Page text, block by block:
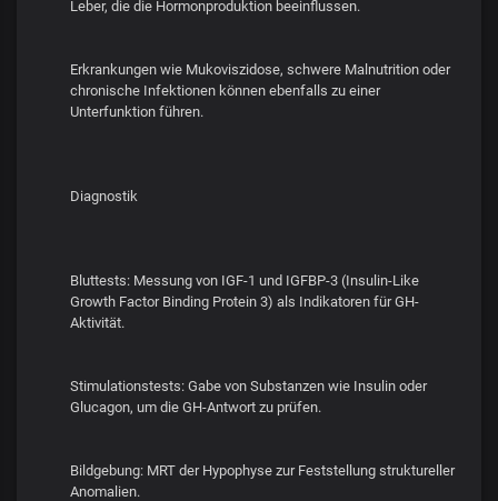
Leber, die die Hormonproduktion beeinflussen.
Erkrankungen wie Mukoviszidose, schwere Malnutrition oder
chronische Infektionen können ebenfalls zu einer
Unterfunktion führen.
Diagnostik
Bluttests: Messung von IGF-1 und IGFBP-3 (Insulin-Like
Growth Factor Binding Protein 3) als Indikatoren für GH-
Aktivität.
Stimulationstests: Gabe von Substanzen wie Insulin oder
Glucagon, um die GH-Antwort zu prüfen.
Bildgebung: MRT der Hypophyse zur Feststellung struktureller
Anomalien.